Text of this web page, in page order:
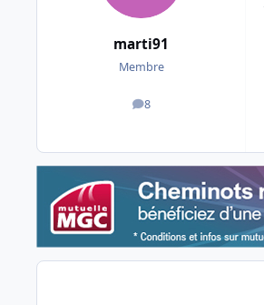
marti91
Membre
8
messages